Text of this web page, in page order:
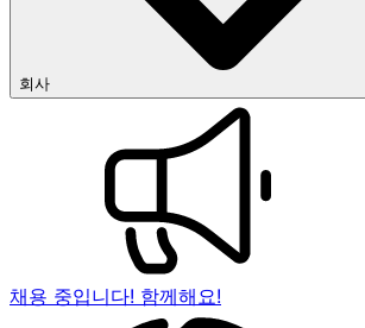
회사
채용 중입니다! 함께해요!